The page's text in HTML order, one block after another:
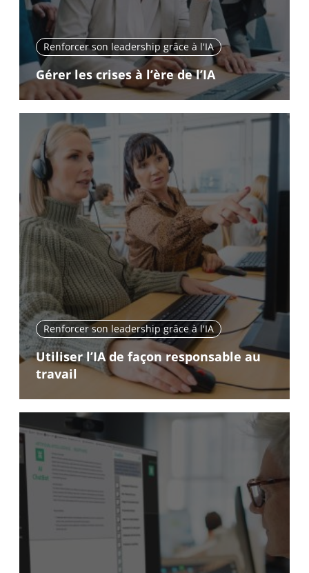
Renforcer son leadership grâce à l'IA
Gérer les crises à l’ère de l’IA
Renforcer son leadership grâce à l'IA
Utiliser l’IA de façon responsable au
travail